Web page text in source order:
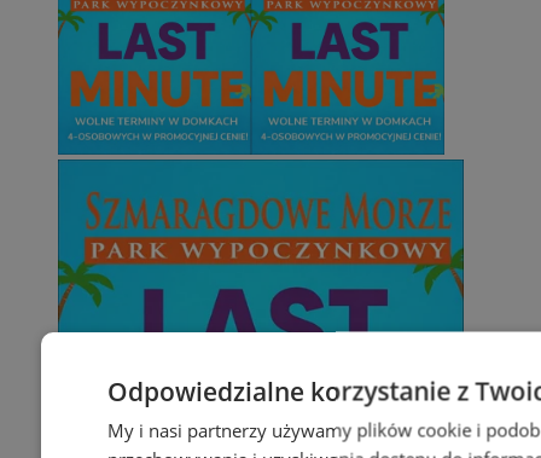
Odpowiedzialne korzystanie z
My i nasi partnerzy używamy plików cookie i